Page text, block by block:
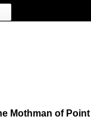
Mothman of